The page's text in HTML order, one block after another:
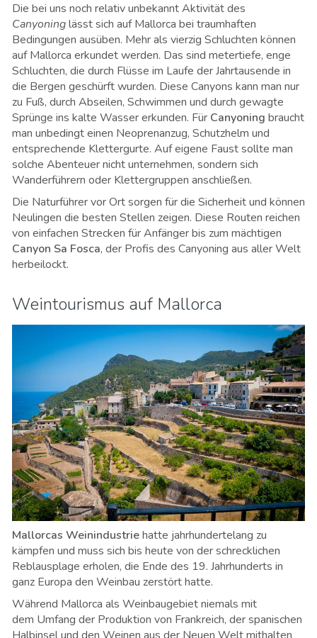
Die bei uns noch relativ unbekannt Aktivität des
Canyoninglässt sich auf Mallorca bei traumhaften
Bedingungen ausüben. Mehr als vierzig Schluchten können
auf Mallorca erkundet werden. Das sind metertiefe, enge
Schluchten, die durch Flüsse im Laufe der Jahrtausende in
die Bergen geschürft wurden. Diese Canyons kann man nur
zu Fuß, durch Abseilen, Schwimmen und durch gewagte
Sprünge ins kalte Wasser erkunden. Für Canyoning braucht
man unbedingt einen Neoprenanzug, Schutzhelm und
entsprechende Klettergurte. Auf eigene Faust sollte man
solche Abenteuer nicht unternehmen, sondern sich
Wanderführern oder Klettergruppen anschließen.
Die Naturführer vor Ort sorgen für die Sicherheit und können
Neulingen die besten Stellen zeigen. Diese Routen reichen
von einfachen Strecken für Anfänger bis zum mächtigen
Canyon Sa Fosca, der Profis des Canyoning aus aller Welt
herbeilockt.
Weintourismus auf Mallorca
Mallorcas Weinindustriehatte jahrhundertelang zu
kämpfen und muss sich bis heute von der schrecklichen
Reblausplage erholen, die Ende des 19. Jahrhunderts in
ganz Europa den Weinbau zerstört hatte.
Während Mallorca als Weinbaugebiet niemals mit
dem Umfang der Produktion von Frankreich, der spanischen